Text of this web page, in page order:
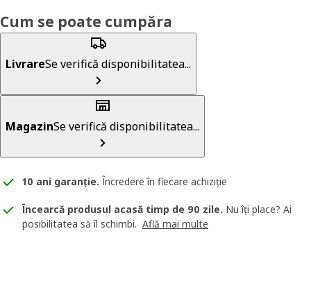
Cum se poate cumpăra
LivrareSe verifică disponibilitatea...
MagazinSe verifică disponibilitatea...
10 ani garanție. Încredere în fiecare achiziție
Încearcă produsul acasă timp de 90 zile. Nu îți place? Ai
posibilitatea să îl schimbi. Află mai multe